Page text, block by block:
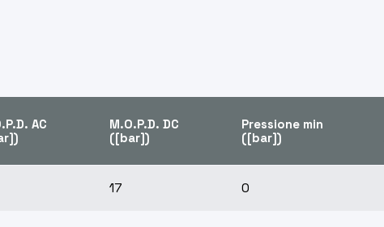
AC
M.O.P.D. DC
([bar])
Pressione min
([bar])
17 0